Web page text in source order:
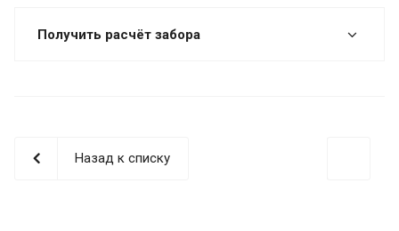
Получить расчёт забора
Назад к списку